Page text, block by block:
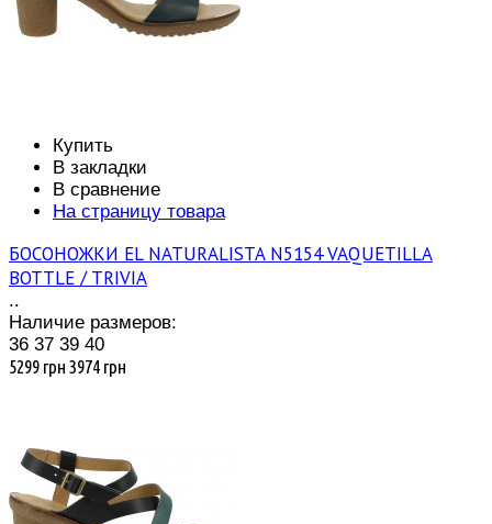
Купить
В закладки
В сравнение
На страницу товара
БОСОНОЖКИ EL NATURALISTA N5154 VAQUETILLA
BOTTLE / TRIVIA
..
Наличие размеров:
36 37 39 40
5299 грн 3974 грн